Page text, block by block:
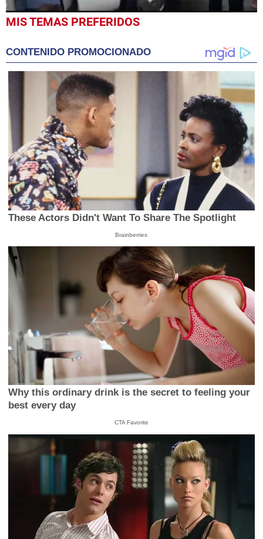
0
seconds
seconds
MIS TEMAS PREFERIDOS
CONTENIDO PROMOCIONADO
These Actors Didn't Want To Share The Spotlight
Brainberries
Why this ordinary drink is the secret to feeling your
best every day
CTA Favorite